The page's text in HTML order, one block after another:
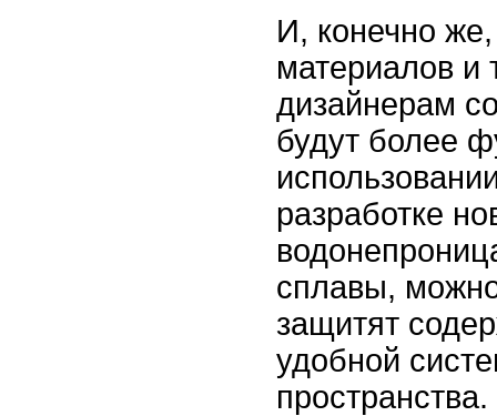
И, конечно
материалов и
дизайнерам
будут более
разработке
сплавы,
защитят
удобной
пространства.